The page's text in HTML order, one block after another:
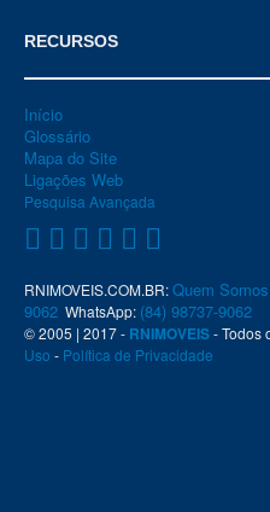
RECURSOS
Início
Glossário
Mapa do Site
Ligações Web
Pesquisa Avançada
RNIMOVEIS.COM.BR:Quem Somos
9062 WhatsApp: (84) 98737-9062
© 2005 | 2017 - RNIMOVEIS- Todos
Uso - Política de Privacidade